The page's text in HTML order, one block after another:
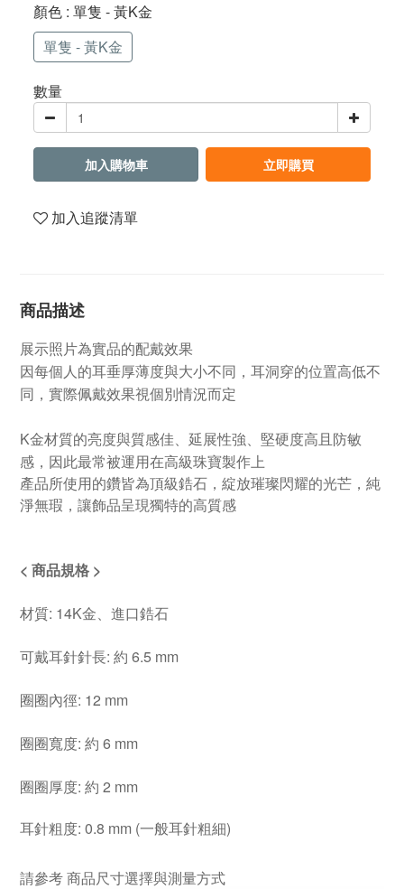
顏色 : 單隻 - 黃K金
單隻 - 黃K金
數量
加入購物車 立即購買
加入追蹤清單
商品描述
展示照片為實品的配戴效果
因每個人的耳垂厚薄度與大小不同，耳洞穿的位置高低不
同，實際佩戴效果視個別情況而定
K金材質的亮度與質感佳、延展性強、堅硬度高且防敏
感，因此最常被運用在高級珠寶製作上
產品所使用的鑽皆為頂級鋯石，綻放璀璨閃耀的光芒，純
淨無瑕，讓飾品呈現獨特的高質感
< 商品規格 >
材質: 14K金、進口鋯石
可戴耳針針長: 約 6.5 mm
圈圈內徑: 12 mm
圈圈寬度: 約 6 mm
圈圈厚度: 約 2 mm
耳針粗度: 0.8 mm (一般耳針粗細)
請參考商品尺寸選擇與測量方式